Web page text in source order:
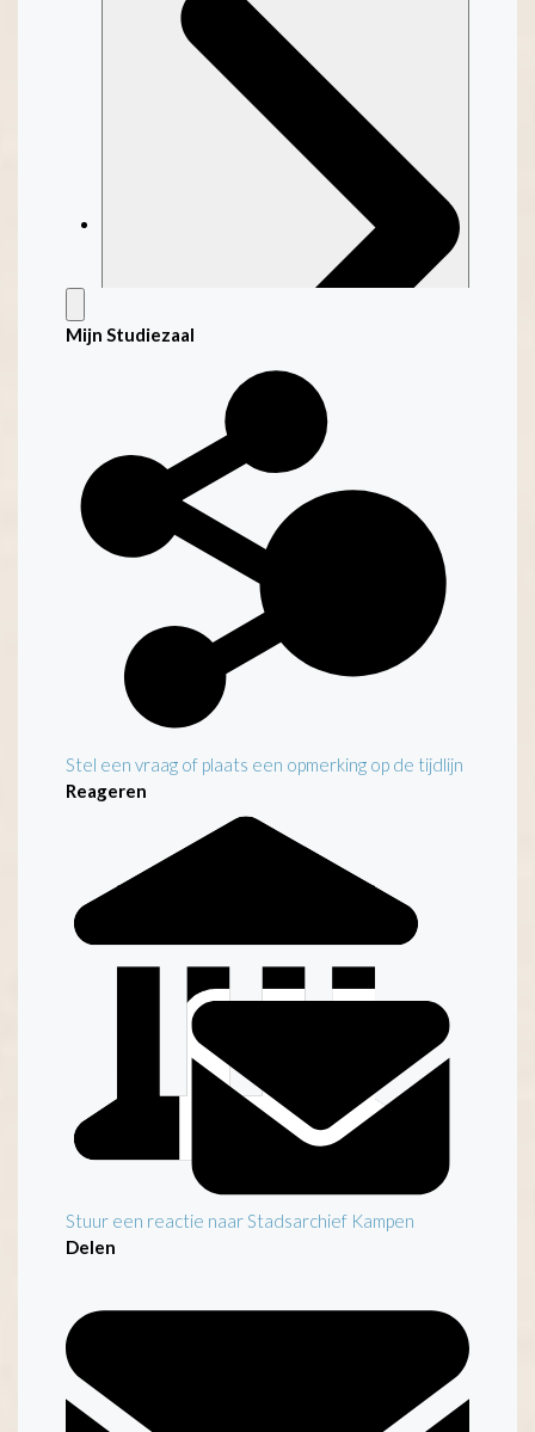
Kenmerken
Inleiding
Mijn Studiezaal
Stel een vraag of plaats een opmerking op de tijdlijn
Reageren
Stuur een reactie naar Stadsarchief Kampen
Delen